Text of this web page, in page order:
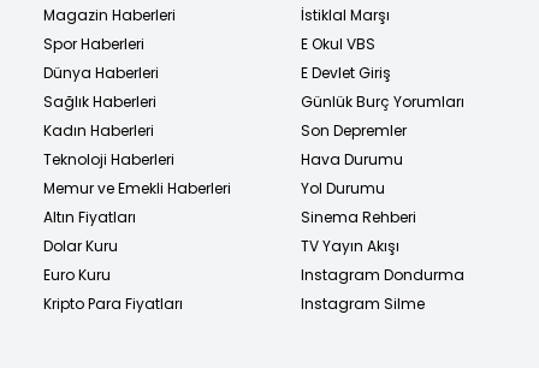
Magazin Haberleri
Spor Haberleri
Dünya Haberleri
Sağlık Haberleri
Kadın Haberleri
Teknoloji Haberleri
Memur ve Emekli Haberleri
Altın Fiyatları
Dolar Kuru
Euro Kuru
Kripto Para Fiyatları
İstiklal Marşı
E Okul VBS
E Devlet Giriş
Günlük Burç Yorumları
Son Depremler
Hava Durumu
Yol Durumu
Sinema Rehberi
TV Yayın Akışı
Instagram Dondurma
Instagram Silme